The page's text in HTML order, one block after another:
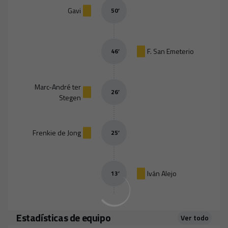
Gavi 50’
F. San Emeterio
46’
Marc-André ter
Stegen
26’
Frenkie de Jong 25’
Iván Alejo
13’
Estadísticas de equipo Ver todo